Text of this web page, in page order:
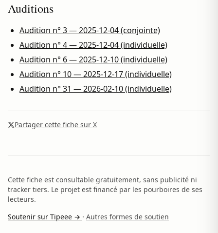
Auditions
Audition n° 3 — 2025-12-04 (conjointe)
Audition n° 4 — 2025-12-04 (individuelle)
Audition n° 6 — 2025-12-10 (individuelle)
Audition n° 10 — 2025-12-17 (individuelle)
Audition n° 31 — 2026-02-10 (individuelle)
Partager cette fiche sur X
Cette fiche est consultable gratuitement, sans publicité ni
tracker tiers. Le projet est financé par les pourboires de ses
lecteurs.
Soutenir sur Tipeee → · Autres formes de soutien